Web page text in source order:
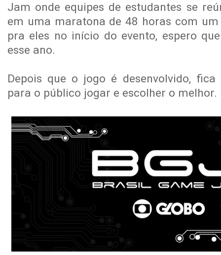
Jam onde equipes de estudantes se
em uma maratona de 48 horas com
pra eles no início do evento, espero
esse ano.
Depois que o jogo é desenvolvido,
para o público jogar e escolher o melhor.